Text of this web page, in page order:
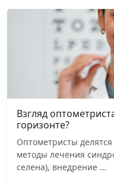
Взгляд
горизонте?
Оптометристы
методы лечения
селена), внедрение …